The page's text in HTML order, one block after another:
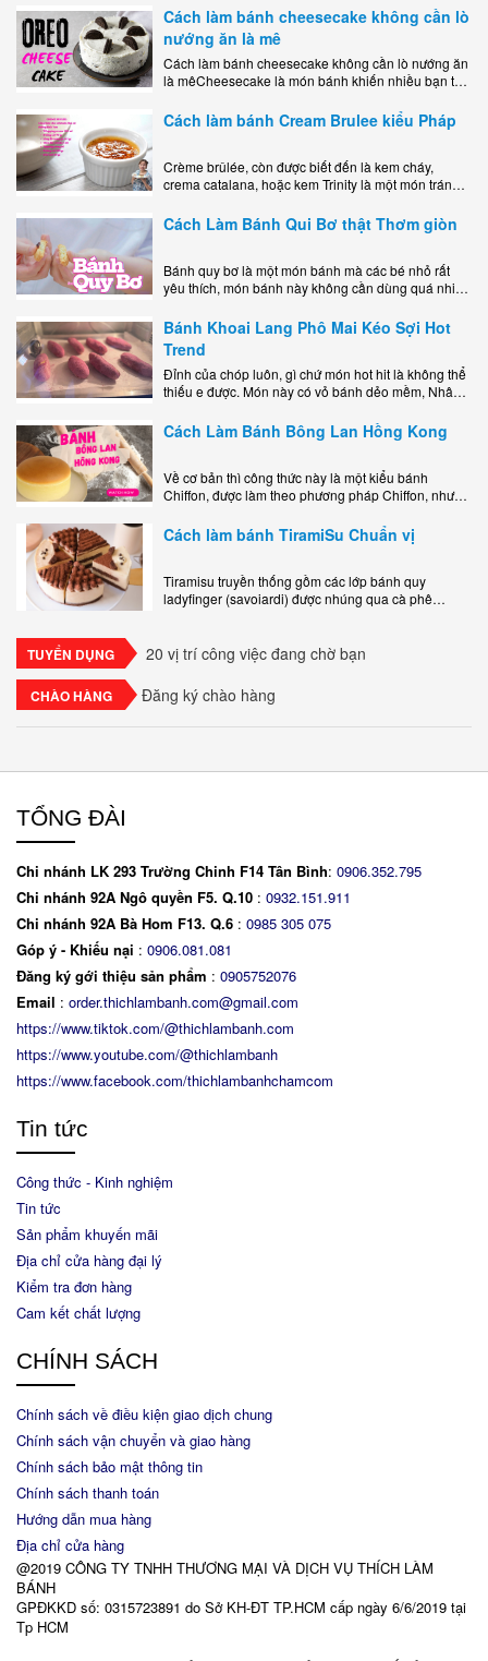
dễ..
Cách làm bánh cheesecake không cần lò
nướng ăn là mê
Cách làm bánh cheesecake không cần lò nướng ăn
là mêCheesecake là món bánh khiến nhiều bạn trẻ
kem..
Cách làm bánh Cream Brulee kiểu Pháp
Crème brûlée, còn được biết đến là kem cháy,
crema catalana, hoặc kem Trinity là một món tráng
lớp..
Cách Làm Bánh Qui Bơ thật Thơm giòn
Bánh quy bơ là một món bánh mà các bé nhỏ rất
yêu thích, món bánh này không cần dùng quá nhiều
Bánh Khoai Lang Phô Mai Kéo Sợi Hot
Trend
Đỉnh của chóp luôn, gì chứ món hot hit là không thể
thiếu e được. Món này có vỏ bánh dẻo mềm, Nhân
Cách Làm Bánh Bông Lan Hồng Kong
Về cơ bản thì công thức này là một kiểu bánh
Chiffon, được làm theo phương pháp Chiffon, nhưng
ngon, làm..
Cách làm bánh TiramiSu Chuẩn vị
Tiramisu truyền thống gồm các lớp bánh quy
ladyfinger (savoiardi) được nhúng qua cà phê
TUYỂN DỤNG 20 vị trí công việc đang chờ bạn
CHÀO HÀNG Đăng ký chào hàng
TỔNG ĐÀI
Chi nhánh LK 293 Trường Chinh F14 Tân Bình: 0906.352.795
Chi nhánh 92A Ngô quyền F5. Q.10 : 0932.151.911
Chi nhánh 92A Bà Hom F13. Q.6 : 0985 305 075
Góp ý - Khiếu nại : 0906.081.081
Đăng ký gới thiệu sản phẩm : 0905752076
Email : order.thichlambanh.com@gmail.com
https://www.tiktok.com/@thichlambanh.com
https://www.youtube.com/@thichlambanh
https://www.facebook.com/thichlambanhchamcom
Tin tức
Công thức - Kinh nghiệm
Tin tức
Sản phẩm khuyến mãi
Địa chỉ cửa hàng đại lý
Kiểm tra đơn hàng
Cam kết chất lượng
CHÍNH SÁCH
Chính sách về điều kiện giao dịch chung
Chính sách vận chuyển và giao hàng
Chính sách bảo mật thông tin
Chính sách thanh toán
Hướng dẫn mua hàng
Địa chỉ cửa hàng
@2019 CÔNG TY TNHH THƯƠNG MẠI VÀ DỊCH VỤ THÍCH LÀM
BÁNH
GPĐKKD số: 0315723891 do Sở KH-ĐT TP.HCM cấp ngày 6/6/2019 tại
Tp HCM